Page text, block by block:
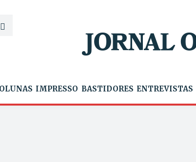
IMPRESSO BASTIDORES ENTREVISTAS